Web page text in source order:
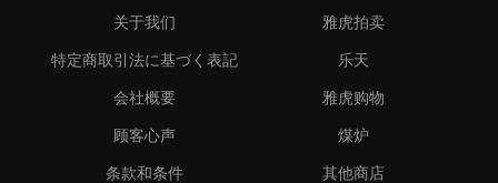
关于我们
特定商取引法に基づく表記
会社概要
顾客心声
条款和条件
雅虎拍卖
乐天
雅虎购物
煤炉
其他商店